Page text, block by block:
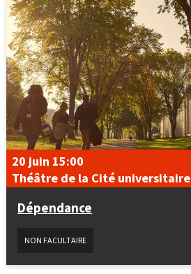
Dépendance
20 juin 15:00
Théâtre de la Cité universitaire
NON FACULTAIRE